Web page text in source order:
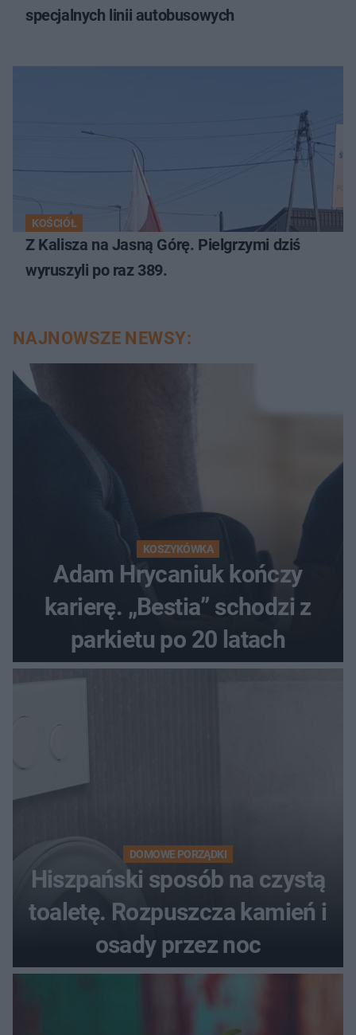
specjalnych linii autobusowych
KOŚCIÓŁ
Z Kalisza na Jasną Górę. Pielgrzymi dziś
wyruszyli po raz 389.
NAJNOWSZE NEWSY:
KOSZYKÓWKA
Adam Hrycaniuk kończy
karierę. „Bestia” schodzi z
parkietu po 20 latach
DOMOWE PORZĄDKI
Hiszpański sposób na czystą
toaletę. Rozpuszcza kamień i
osady przez noc